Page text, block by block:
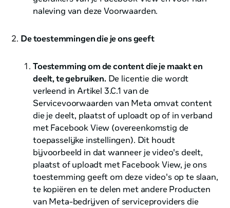
naleving van deze Voorwaarden.
De toestemmingen die je ons geeft
Toestemming om de content die je maakt en
deelt, te gebruiken.De licentie die wordt
verleend in Artikel 3.C.1 van de
Servicevoorwaarden van Meta omvat content
die je deelt, plaatst of uploadt op of in verband
met Facebook View (overeenkomstig de
toepasselijke instellingen). Dit houdt
bijvoorbeeld in dat wanneer je video's deelt,
plaatst of uploadt met Facebook View, je ons
toestemming geeft om deze video's op te slaan,
te kopiëren en te delen met andere Producten
van Meta-bedrijven of serviceproviders die